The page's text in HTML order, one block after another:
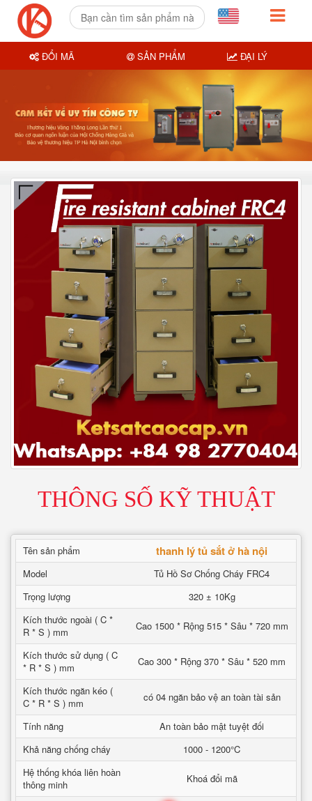
THÔNG SỐ KỸ THUẬT
Tên sản phẩm thanh lý tủ sắt ở hà nội
Model
Tủ Hồ Sơ Chống Cháy FRC4
Trọng lượng
320 ± 10Kg
Kích thước ngoài ( C *
R * S ) mm
Cao 1500 * Rộng 515 * Sâu * 720 mm
Kích thước sử dụng ( C
* R * S ) mm
Cao 300 * Rộng 370 * Sâu * 520 mm
Kích thước ngăn kéo (
C * R * S ) mm
có 04 ngăn bảo vệ an toàn tài sản
Tính năng
An toàn bảo mật tuyệt đối
Khả năng chống cháy
1000 - 1200°C
Hệ thống khóa liên hoàn
thông minh
Khoá đổi mã
ĐỔI MÃ SẢN PHẨM ĐẠI LÝ